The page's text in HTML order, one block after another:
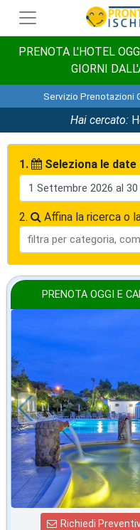
PRENOTA L'HOTEL
GIORNI
Servizio Prenotazioni
Hai cercato:
1. Seleziona le
2. Affina la ricerca o
PRENOTA OGGI E
settembre
in offerta da
€61,29
a notte
Richiedi